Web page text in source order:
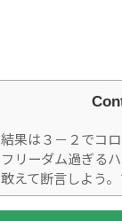
結果は３－２でコ
フリーダム過ぎる
敢えて断言しよう